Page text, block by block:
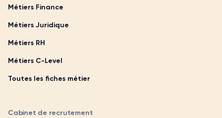
Métiers Finance
Métiers Juridique
Métiers RH
Métiers C-Level
Toutes les fiches métier
Cabinet de recrutement